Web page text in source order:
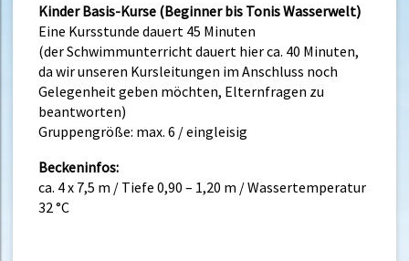
Kinder Basis-Kurse (Beginner bis Tonis Wasserwelt)
Eine Kursstunde dauert 45 Minuten
(der Schwimmunterricht dauert hier ca. 40 Minuten,
da wir unseren Kursleitungen im Anschluss noch
Gelegenheit geben möchten, Elternfragen zu
beantworten)
Gruppengröße: max. 6 / eingleisig
Beckeninfos:
ca. 4 x 7,5 m / Tiefe 0,90 – 1,20 m / Wassertemperatur
32 °C